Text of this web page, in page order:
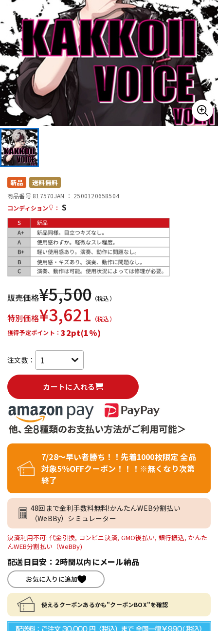
キーボード 電子ピアノ
管楽器
アンプ エフェクター
DJ機器
配信/ライブ機器
新品 送料無料
商品番号 817570JAN ： 2500120658504
コンディション
： S
販売価格¥5,500 （税込）
特別価格¥3,621 （税込）
獲得予定ポイント：32pt(1%)
注文数：
カートに入れる
7/28～早い者勝ち！！先着1000枚限定 全品
対象5％OFFクーポン！！！※無くなり次第
終了
48回まで金利手数料無料!かんたんWEB分割払い
（WeBBy）シミュレーター
決済利用不可: 代金引換, コンビニ決済, GMO後払い, 銀行振込, かんた
んWEB分割払い（WeBBy)
配送日目安：2時間以内にメール納品
お気に入りに追加
使えるクーポンあるかも"クーポンBOX"を確認